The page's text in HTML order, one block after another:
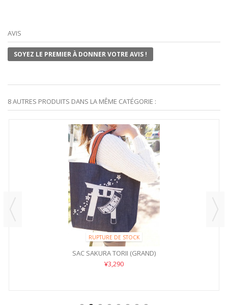
AVIS
SOYEZ LE PREMIER À DONNER VOTRE AVIS !
8 AUTRES PRODUITS DANS LA MÊME CATÉGORIE :
RUPTURE DE STOCK
SAC SAKURA TORII (GRAND)
¥3,290